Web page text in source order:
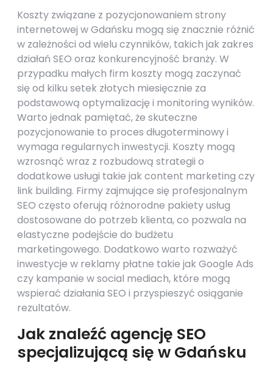
Koszty związane z pozycjonowaniem strony
internetowej w Gdańsku mogą się znacznie różnić
w zależności od wielu czynników, takich jak zakres
działań SEO oraz konkurencyjność branży. W
przypadku małych firm koszty mogą zaczynać
się od kilku setek złotych miesięcznie za
podstawową optymalizację i monitoring wyników.
Warto jednak pamiętać, że skuteczne
pozycjonowanie to proces długoterminowy i
wymaga regularnych inwestycji. Koszty mogą
wzrosnąć wraz z rozbudową strategii o
dodatkowe usługi takie jak content marketing czy
link building. Firmy zajmujące się profesjonalnym
SEO często oferują różnorodne pakiety usług
dostosowane do potrzeb klienta, co pozwala na
elastyczne podejście do budżetu
marketingowego. Dodatkowo warto rozważyć
inwestycje w reklamy płatne takie jak Google Ads
czy kampanie w social mediach, które mogą
wspierać działania SEO i przyspieszyć osiąganie
rezultatów.
Jak znaleźć agencję SEO
specjalizującą się w Gdańsku